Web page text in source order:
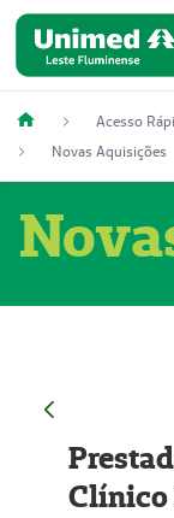
Acesso
Novas Aquisições
Clínico